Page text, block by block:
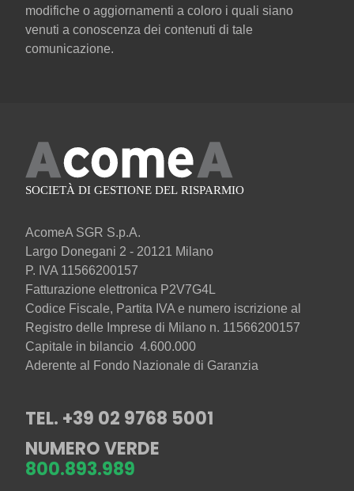
modifiche o aggiornamenti a coloro i quali siano
venuti a conoscenza dei contenuti di tale
comunicazione.
AcomeA SGR S.p.A.
Largo Donegani 2 - 20121 Milano
P. IVA 11566200157
Fatturazione elettronica P2V7G4L
Codice Fiscale, Partita IVA e numero iscrizione al
Registro delle Imprese di Milano n. 11566200157
Capitale in bilancio 4.600.000
Aderente al Fondo Nazionale di Garanzia
TEL. +39 02 9768 5001
NUMERO VERDE
800.893.989